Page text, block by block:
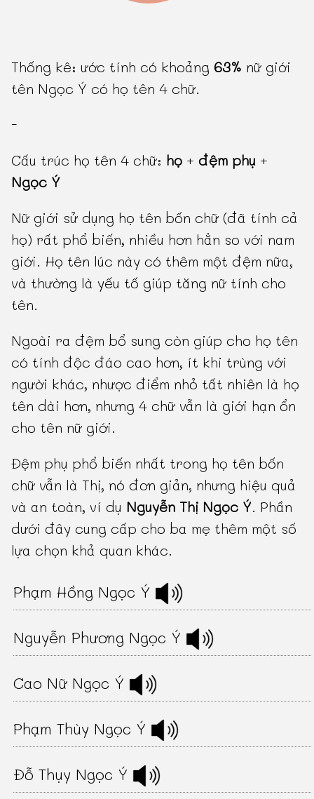
Thống kê: ước tính có khoảng63% nữ giới
tên Ngọc Ý có họ tên 4 chữ.
-
Cấu trúc họ tên 4 chữ: họ +đệm phụ +
Ngọc Ý
Nữ giới sử dụng họ tên bốn chữ (đã tính cả
họ) rất phổ biến, nhiều hơn hẳn so với nam
giới. Họ tên lúc này có thêm một đệm nữa,
và thường là yếu tố giúp tăng nữ tính cho
tên.
Ngoài ra đệm bổ sung còn giúp cho họ tên
có tính độc đáo cao hơn, ít khi trùng với
người khác, nhược điểm nhỏ tất nhiên là họ
tên dài hơn, nhưng 4 chữ vẫn là giới hạn ổn
cho tên nữ giới.
Đệm phụ phổ biến nhất trong họ tên bốn
chữ vẫn là Thị, nó đơn giản, nhưng hiệu quả
và an toàn, ví dụ Nguyễn Thị Ngọc Ý. Phần
dưới đây cung cấp cho ba mẹ thêm một số
lựa chọn khả quan khác.
Phạm Hồng Ngọc Ý
Nguyễn Phương Ngọc Ý
Cao Nữ Ngọc Ý
Phạm Thùy Ngọc Ý
Đỗ Thụy Ngọc Ý